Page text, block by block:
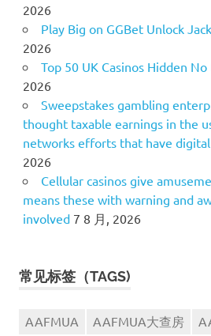
2026
Play Big on GGBet Unlock
2026
Top 50 UK Casinos Hidden
2026
Sweepstakes gambling
thought taxable earnings in the
networks efforts that have
2026
Cellular casinos give
means these with warning and
involved 7 8 月, 2026
常见标签（TAGS)
AAFMUA AAFMUA大查房